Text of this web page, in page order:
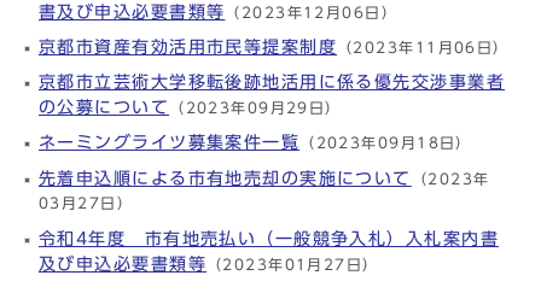
書及び申込必要書類等
（2023年12月06日）
京都市資産有効活用市民等提案制度 （2023年11月06日）
京都市立芸術大学移転後跡地活用に係る優先交渉事業者
の公募について
（2023年09月29日）
ネーミングライツ募集案件一覧 （2023年09月18日）
先着申込順による市有地売却の実施について （2023年
03月27日）
令和4年度 市有地売払い（一般競争入札）入札案内書
及び申込必要書類等 （2023年01月27日）